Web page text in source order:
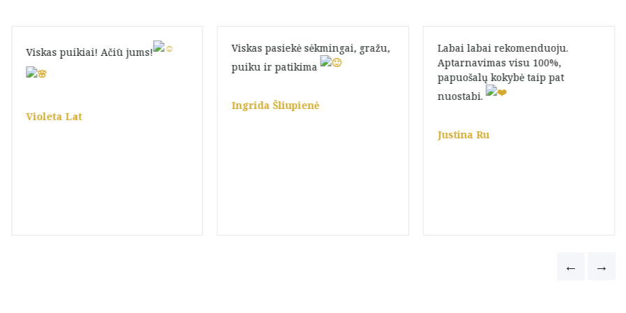
Viskas puikiai! Ačiū jums!
Violeta Lat
Viskas pasiekė sėkmingai, gražu,
puiku ir patikima
Ingrida Šliupienė
Labai labai rekomenduoju.
Aptarnavimas visu 100%,
papuošalų kokybė taip pat
nuostabi.
Justina Ru